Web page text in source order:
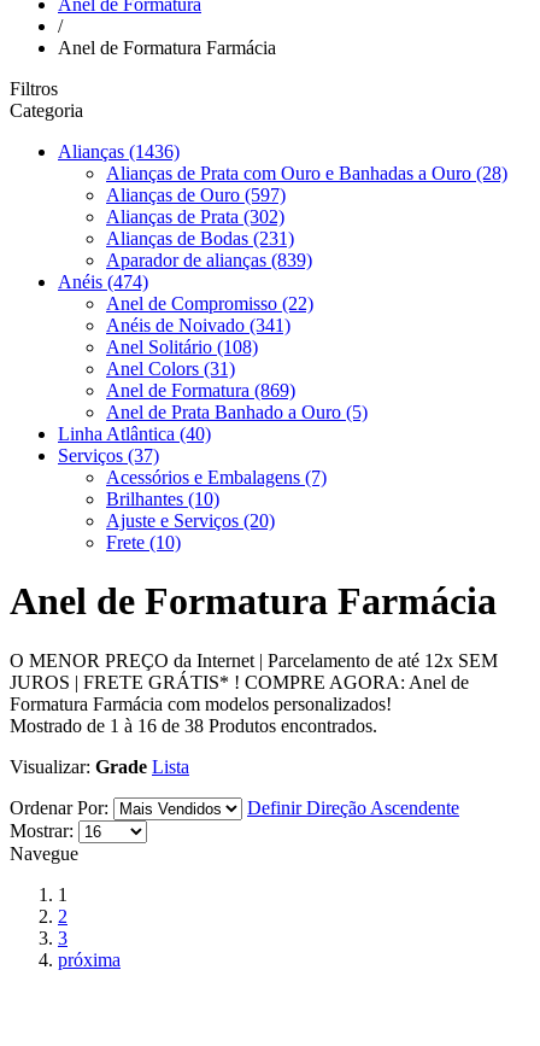
Anel de Formatura
/
Anel de Formatura Farmácia
Filtros
Categoria
Alianças (1436)
Alianças de Prata com Ouro e Banhadas a Ouro (28)
Alianças de Ouro (597)
Alianças de Prata (302)
Alianças de Bodas (231)
Aparador de alianças (839)
Anéis (474)
Anel de Compromisso (22)
Anéis de Noivado (341)
Anel Solitário (108)
Anel Colors (31)
Anel de Formatura (869)
Anel de Prata Banhado a Ouro (5)
Linha Atlântica (40)
Serviços (37)
Acessórios e Embalagens (7)
Brilhantes (10)
Ajuste e Serviços (20)
Frete (10)
Anel de Formatura Farmácia
O MENOR PREÇO da Internet | Parcelamento de até 12x SEM
JUROS | FRETE GRÁTIS* ! COMPRE AGORA: Anel de
Formatura Farmácia com modelos personalizados!
Mostrado de 1 à 16 de 38 Produtos encontrados.
Visualizar: Grade Lista
Ordenar Por:
Definir Direção Ascendente
Mostrar:
Navegue
1
2
3
próxima